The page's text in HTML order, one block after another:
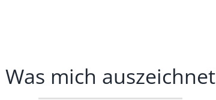
Was mich auszeichnet